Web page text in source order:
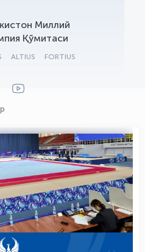
Миллий
Қўмитаси
ALTIUS FORTIUS